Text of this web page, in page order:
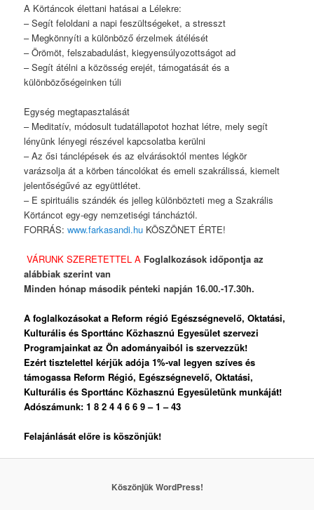
A Körtáncok élettani hatásai a Lélekre:
– Segít feloldani a napi feszültségeket, a stresszt
– Megkönnyíti a különböző érzelmek átélését
– Örömöt, felszabadulást, kiegyensúlyozottságot ad
– Segít átélni a közösség erejét, támogatását és a
különbözőségeinken túli
Egység megtapasztalását
– Meditatív, módosult tudatállapotot hozhat létre, mely segít
lényünk lényegi részével kapcsolatba kerülni
– Az ősi tánclépések és az elvárásoktól mentes légkör
varázsolja át a körben táncolókat és emeli szakrálissá, kiemelt
jelentőségűvé az együttlétet.
– E spirituális szándék és jelleg különbözteti meg a Szakrális
Körtáncot egy-egy nemzetiségi táncháztól.
FORRÁS:www.farkasandi.hu KÖSZÖNET ÉRTE!
VÁRUNK SZERETETTELA Foglalkozások időpontja az
alábbiak szerint van
Minden hónap második pénteki napján 16.00.-17.30h.
A foglalkozásokat a Reform régió Egészségnevelő, Oktatási,
Kulturális és Sporttánc Közhasznú Egyesület szervezi
Programjainkat az Ön adományaiból is szervezzük!
Ezért tisztelettel kérjük adója 1%-val legyen szíves és
támogassa Reform Régió, Egészségnevelő, Oktatási,
Kulturális és Sporttánc Közhasznú Egyesületünk munkáját!
Adószámunk: 1 8 2 4 4 6 6 9 – 1 – 43
Felajánlását előre is köszönjük!
Köszönjük WordPress!